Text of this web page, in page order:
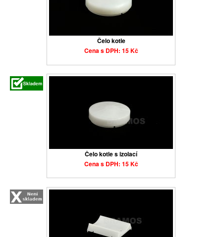
Čelo kotle
Cena s DPH: 15 Kč
Čelo kotle s izolací
Cena s DPH: 15 Kč